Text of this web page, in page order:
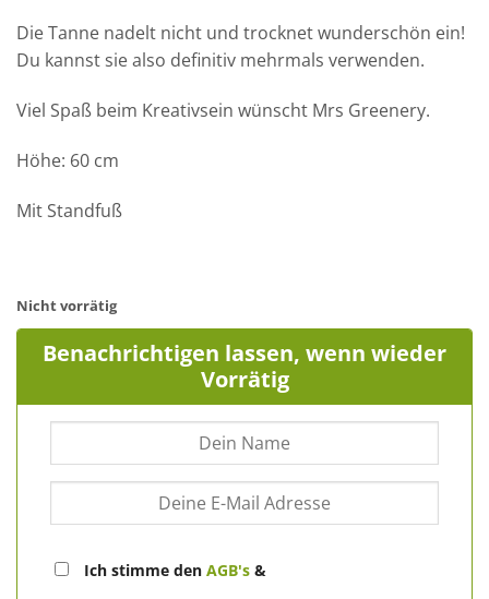
Die Tanne nadelt nicht und trocknet wunderschön ein!
Du kannst sie also definitiv mehrmals verwenden.
Viel Spaß beim Kreativsein wünscht Mrs Greenery.
Höhe: 60 cm
Mit Standfuß
Nicht vorrätig
Benachrichtigen lassen, wenn wieder
Vorrätig
Ich stimme den AGB's &